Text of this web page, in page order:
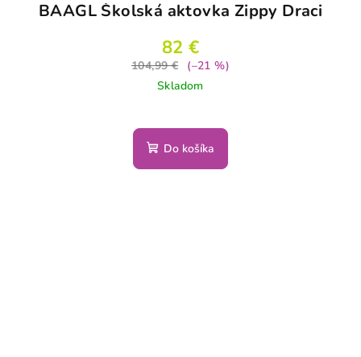
BAAGL Školská aktovka Zippy Draci
82 €
104,99 €
(–21 %)
Skladom
Do košíka